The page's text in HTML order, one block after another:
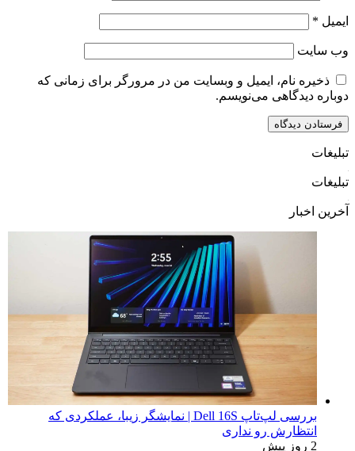
ایمیل *
وب‌ سایت
ذخیره نام، ایمیل و وبسایت من در مرورگر برای زمانی که
دوباره دیدگاهی می‌نویسم.
تبلیغات